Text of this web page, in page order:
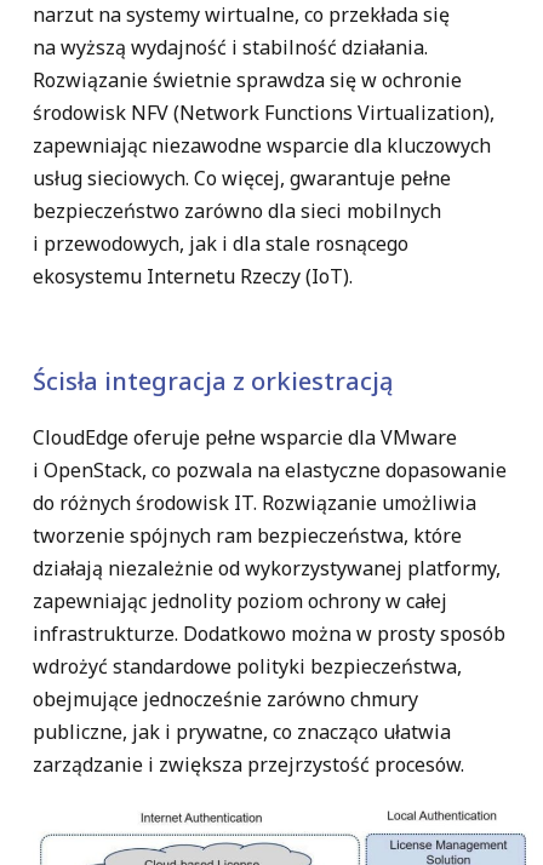
narzut na systemy wirtualne, co przekłada się
na wyższą wydajność i stabilność działania.
Rozwiązanie świetnie sprawdza się w ochronie
środowisk NFV (Network Functions Virtualization),
zapewniając niezawodne wsparcie dla kluczowych
usług sieciowych. Co więcej, gwarantuje pełne
bezpieczeństwo zarówno dlasieci mobilnych
i przewodowych, jak i dla stale rosnącego
ekosystemu Internetu Rzeczy (IoT).
Ścisła integracja z orkiestracją
CloudEdge oferuje pełne wsparcie dla VMware
i OpenStack, co pozwala na elastyczne dopasowanie
do różnych środowisk IT. Rozwiązanie umożliwia
tworzenie spójnych ram bezpieczeństwa, które
działają niezależnie od wykorzystywanej platformy,
zapewniając jednolity poziom ochrony w całej
infrastrukturze. Dodatkowo można w prosty sposób
wdrożyć standardowe polityki bezpieczeństwa,
obejmujące jednocześnie zarówno chmury
publiczne, jak i prywatne, co znacząco ułatwia
zarządzanie i zwiększa przejrzystość procesów.